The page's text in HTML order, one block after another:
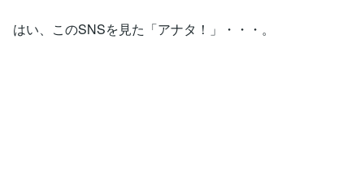
はい、このSNSを見た「アナタ！」・・・。